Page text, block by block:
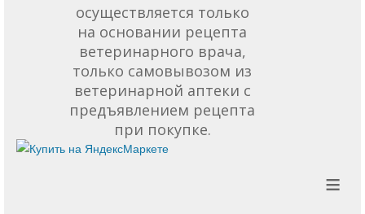
осуществляется только
на основании рецепта
ветеринарного врача,
только самовывозом из
ветеринарной аптеки с
предъявлением рецепта
при покупке.
≡